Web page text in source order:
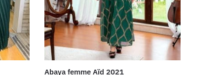
Abaya femme Aïd 2021